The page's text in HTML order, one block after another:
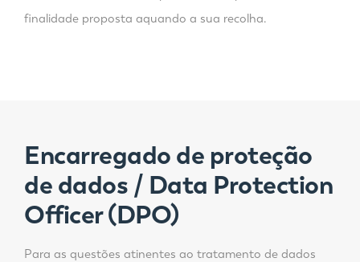
finalidade proposta aquando a sua recolha.
Encarregado de proteção
de dados / Data Protection
Officer (DPO)
Para as questões atinentes ao tratamento de dados